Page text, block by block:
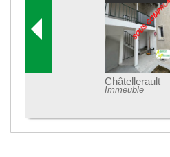
Châtellerault
Immeuble